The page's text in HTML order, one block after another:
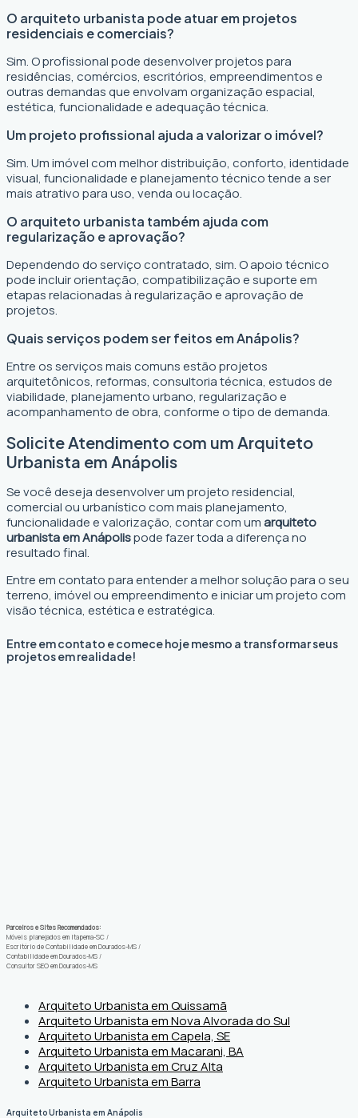
O arquiteto urbanista pode atuar em projetos
residenciais e comerciais?
Sim. O profissional pode desenvolver projetos para
residências, comércios, escritórios, empreendimentos e
outras demandas que envolvam organização espacial,
estética, funcionalidade e adequação técnica.
Um projeto profissional ajuda a valorizar o imóvel?
Sim. Um imóvel com melhor distribuição, conforto, identidade
visual, funcionalidade e planejamento técnico tende a ser
mais atrativo para uso, venda ou locação.
O arquiteto urbanista também ajuda com
regularização e aprovação?
Dependendo do serviço contratado, sim. O apoio técnico
pode incluir orientação, compatibilização e suporte em
etapas relacionadas à regularização e aprovação de
projetos.
Quais serviços podem ser feitos em Anápolis?
Entre os serviços mais comuns estão projetos
arquitetônicos, reformas, consultoria técnica, estudos de
viabilidade, planejamento urbano, regularização e
acompanhamento de obra, conforme o tipo de demanda.
Solicite Atendimento com um Arquiteto
Urbanista em Anápolis
Se você deseja desenvolver um projeto residencial,
comercial ou urbanístico com mais planejamento,
funcionalidade e valorização, contar com umarquiteto
urbanista em Anápolispode fazer toda a diferença no
resultado final.
Entre em contato para entender a melhor solução para o seu
terreno, imóvel ou empreendimento e iniciar um projeto com
visão técnica, estética e estratégica.
Entre em contato e comece hoje mesmo a transformar seus
projetos em realidade!
Parceiros e Sites Recomendados:
Móveis planejados em Itapema-SC /
Escritório de Contabilidade em Dourados-MS /
Contabilidade em Dourados-MS /
Consultor SEO em Dourados-MS
Arquiteto Urbanista em Quissamã
Arquiteto Urbanista em Nova Alvorada do Sul
Arquiteto Urbanista em Capela, SE
Arquiteto Urbanista em Macarani, BA
Arquiteto Urbanista em Cruz Alta
Arquiteto Urbanista em Barra
Arquiteto Urbanista em Anápolis